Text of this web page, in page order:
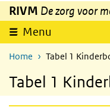
RIVM De zorg voor
Menu
Home Tabel 1
Tabel 1